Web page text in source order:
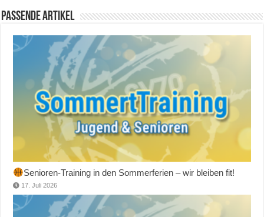
Passende Artikel
Senioren-Training in den Sommerferien – wir bleiben fit!
17. Juli 2026